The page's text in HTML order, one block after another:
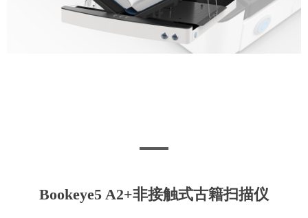
Bookeye5 A2+非接触式古籍扫描仪